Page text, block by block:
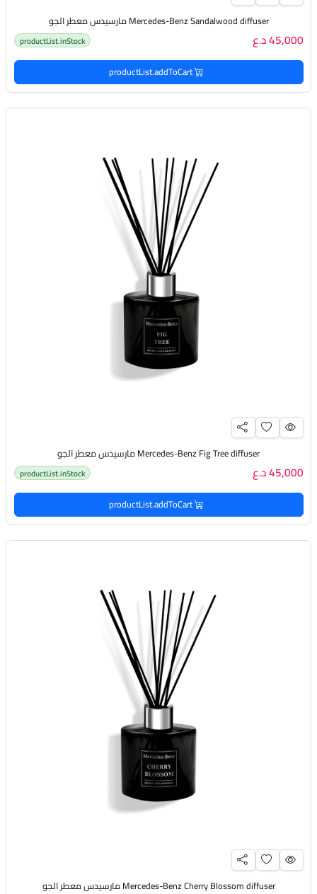
Mercedes-Benz Sandalwood diffuser مارسيدس معطر الجو
45,000 د.ع productList.inStock
productList.addToCart
Mercedes-Benz Fig Tree diffuser مارسيدس معطر الجو
45,000 د.ع productList.inStock
productList.addToCart
Mercedes-Benz Cherry Blossom diffuser مارسيدس معطر الجو